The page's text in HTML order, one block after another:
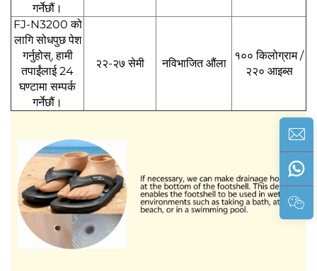
गर्नेछौं।
FJ-N3200 को
लागि सोधपुछ पेश
गर्नुहोस्, हामी
तपाईंलाई 24
घण्टामा सम्पर्क
गर्नेछौं।
२२-२७ सेमी नविभाजित औंला
१०० किलोग्राम /
२२० आइब्स